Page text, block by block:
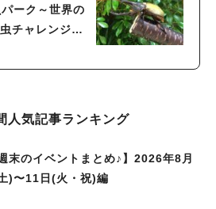
ーク～世界の
チャレンジ～
人気記事ランキング
末のイベントまとめ♪】2026年8月
)〜11日(火・祝)編